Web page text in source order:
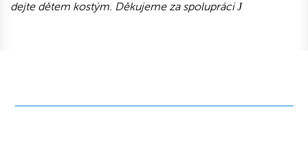
dejte dětem kostým. Děkujeme za spolupráciJ